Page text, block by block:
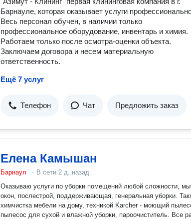
Барнауле, которая оказывает услуги
Весь персонал обучен, в наличии только
профессиональное оборудование, инвентарь и химия.
Работаем только после осмотра-оценки объекта.
Заключаем договора и несем материальную
ответственность.
Ещё 7 услуг
Телефон Чат Предложить заказ
Елена Камышан
Барнаул · В сети 2 д. назад
Оказываю услуги по уборки помещений любой сложности,
окон, послестрой, поддерживающая, генеральная уборки.
химчистка мебели на дому, техникой Karcher - моющий
пылесос для сухой и влажной уборки, пароочиститель. Все